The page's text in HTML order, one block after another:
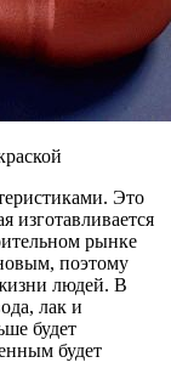
Это
изготавливается
рынке
поэтому
людей. В
лак и
будет
будет